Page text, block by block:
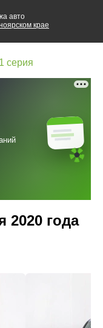
авто
крае
1 серия
2020 года